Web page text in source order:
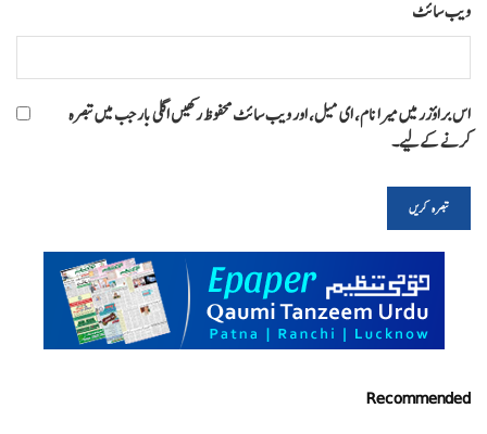
ویب‌ سائٹ
اس براؤزر میں میرا نام، ای میل، اور ویب سائٹ محفوظ رکھیں اگلی بار جب میں تبصرہ
کرنے کےلیے۔
Recommended